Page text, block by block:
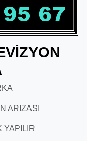
ARIZASI
YAPILIR